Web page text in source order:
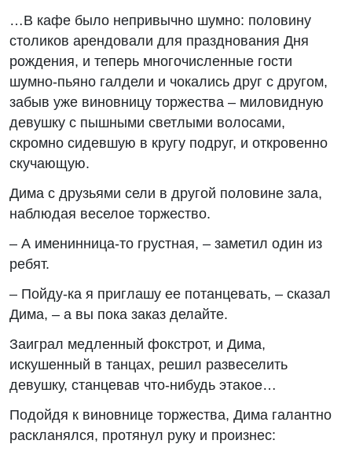
…В кафе было непривычно шумно: половину
столиков арендовали для празднования Дня
рождения, и теперь многочисленные гости
шумно-пьяно галдели и чокались друг с другом,
забыв уже виновницу торжества – миловидную
девушку с пышными светлыми волосами,
скромно сидевшую в кругу подруг, и откровенно
скучающую.
Дима с друзьями сели в другой половине зала,
наблюдая веселое торжество.
– А именинница-то грустная, – заметил один из
ребят.
– Пойду-ка я приглашу ее потанцевать, – сказал
Дима, – а вы пока заказ делайте.
Заиграл медленный фокстрот, и Дима,
искушенный в танцах, решил развеселить
девушку, станцевав что-нибудь этакое…
Подойдя к виновнице торжества, Дима галантно
раскланялся, протянул руку и произнес: